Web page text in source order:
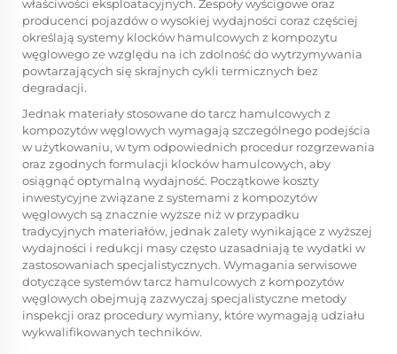
właściwości eksploatacyjnych. Zespoły wyścigowe oraz
producenci pojazdów o wysokiej wydajności coraz częściej
określają systemy klocków hamulcowych z kompozytu
węglowego ze względu na ich zdolność do wytrzymywania
powtarzających się skrajnych cykli termicznych bez
degradacji.
Jednak materiały stosowane do tarcz hamulcowych z
kompozytów węglowych wymagają szczególnego podejścia
w użytkowaniu, w tym odpowiednich procedur rozgrzewania
oraz zgodnych formulacji klocków hamulcowych, aby
osiągnąć optymalną wydajność. Początkowe koszty
inwestycyjne związane z systemami z kompozytów
węglowych są znacznie wyższe niż w przypadku
tradycyjnych materiałów, jednak zalety wynikające z wyższej
wydajności i redukcji masy często uzasadniają te wydatki w
zastosowaniach specjalistycznych. Wymagania serwisowe
dotyczące systemów tarcz hamulcowych z kompozytów
węglowych obejmują zazwyczaj specjalistyczne metody
inspekcji oraz procedury wymiany, które wymagają udziału
wykwalifikowanych techników.